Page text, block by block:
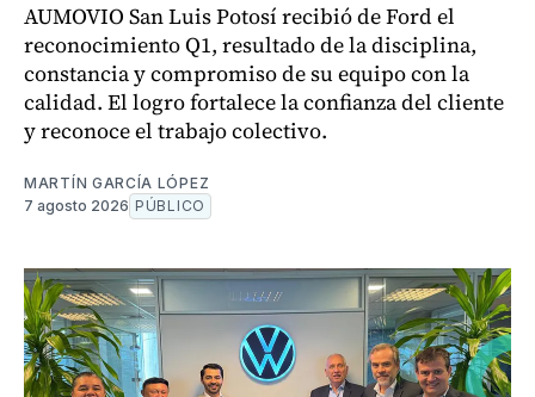
AUMOVIO San Luis Potosí recibió de Ford el
reconocimiento Q1, resultado de la disciplina,
constancia y compromiso de su equipo con la
calidad. El logro fortalece la confianza del cliente
y reconoce el trabajo colectivo.
MARTÍN GARCÍA LÓPEZ
7 agosto 2026 PÚBLICO